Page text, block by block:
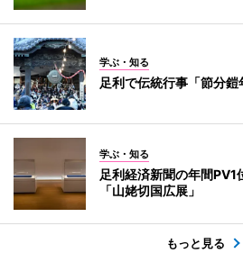
学ぶ・知る
足利で伝統行事「節分
学ぶ・知る
足利経済新聞の年間
「山姥切国広展」
もっと見る